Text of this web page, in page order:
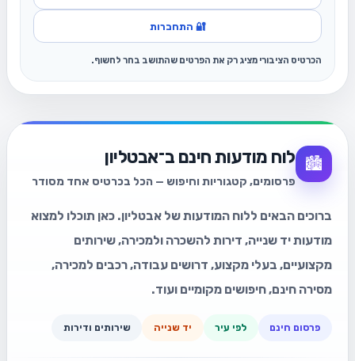
🔐 התחברות
הכרטיס הציבורי מציג רק את הפרטים שהתושב בחר לחשוף.
🏙️ לוח מודעות חינם ב־אבטליון
פרסומים, קטגוריות וחיפוש — הכל בכרטיס אחד מסודר
ברוכים הבאים ללוח המודעות של אבטליון. כאן תוכלו למצוא
מודעות יד שנייה, דירות להשכרה ולמכירה, שירותים
מקצועיים, בעלי מקצוע, דרושים עבודה, רכבים למכירה,
מסירה חינם, חיפושים מקומיים ועוד.
פרסום חינם לפי עיר יד שנייה שירותים ודירות